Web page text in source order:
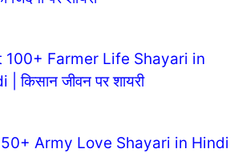
100+ Farmer Life Shayari in
| किसान जीवन पर शायरी
Army Love Shayari in Hindi